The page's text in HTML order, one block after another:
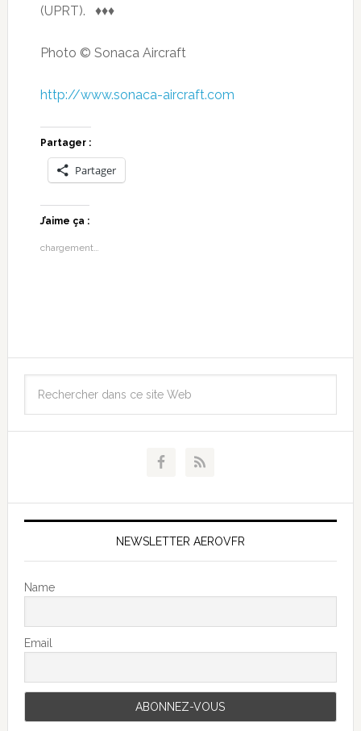
(UPRT). ♦♦♦
Photo © Sonaca Aircraft
http://www.sonaca-aircraft.com
Partager :
Partager
J’aime ça :
chargement…
NEWSLETTER AEROVFR
Name
Email